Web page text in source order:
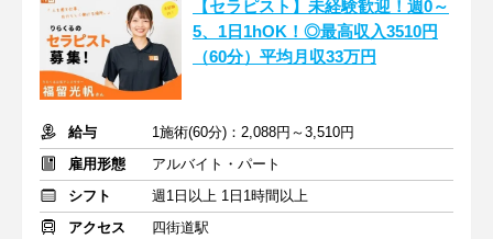
【セラピスト】未経験歓迎！週0～
5、1日1hOK！◎最高収入3510円
（60分）平均月収33万円
給与
1施術(60分)：2,088円～3,510円
雇用形態
アルバイト・パート
シフト
週1日以上 1日1時間以上
アクセス
四街道駅